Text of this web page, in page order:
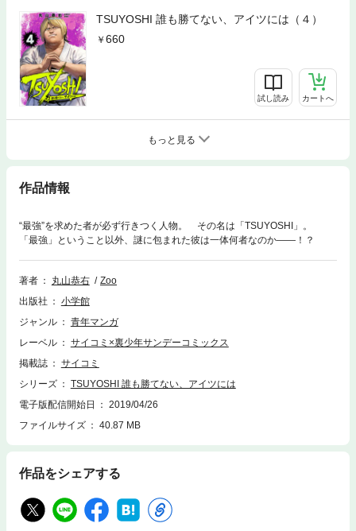
TSUYOSHI 誰も勝てない、アイツには（４）
660
試し読み カートへ
もっと見る
作品情報
“最強”を求めた者が必ず行きつく人物。 その名は「TSUYOSHI」。
「最強」ということ以外、謎に包まれた彼は一体何者なのか――！？
著者 丸山恭右
Zoo
出版社
小学館
ジャンル
青年マンガ
レーベル
サイコミ×裏少年サンデーコミックス
掲載誌
サイコミ
シリーズ
TSUYOSHI 誰も勝てない、アイツには
電子版配信開始日
2019/04/26
ファイルサイズ
40.87 MB
作品をシェアする